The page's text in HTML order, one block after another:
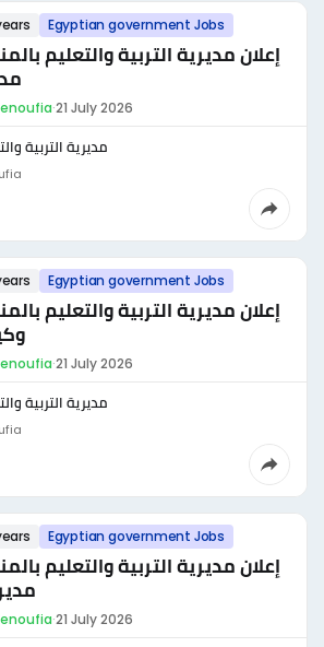
Egyptian government Jobs
إعلان مديرية التربية والتعليم
·21 July 2026
مديرية التربية
Egyptian government Jobs
إعلان مديرية التربية والتعليم
·21 July 2026
مديرية التربية
Egyptian government Jobs
إعلان مديرية التربية والتعليم
·21 July 2026